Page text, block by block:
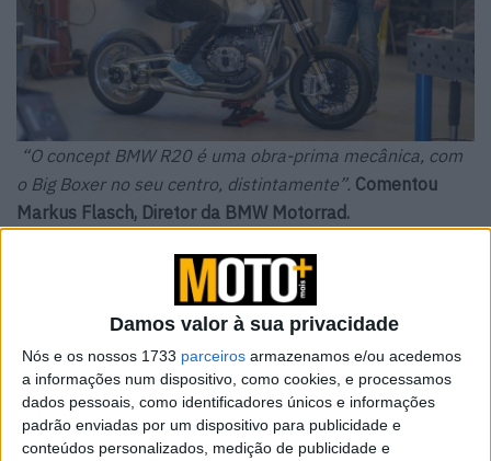
Damos valor à sua privacidade
Nós e os nossos 1733 parceiros armazenamos e/ou acedemos
a informações num dispositivo, como cookies, e processamos
dados pessoais, como identificadores únicos e informações
padrão enviadas por um dispositivo para publicidade e
conteúdos personalizados, medição de publicidade e
“O concept BMW R20 é uma obra-prima mecânica, com
o Big Boxer no seu centro, distintamente”. Comentou
Markus Flasch, Diretor da BMW Motorrad.
Autêntica, de nível top e muito
‘cool’